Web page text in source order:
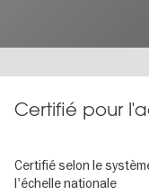
Certifié pour
Certifié selon le
l'échelle nationale